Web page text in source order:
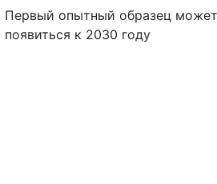
Первый опытный образец может
появиться к 2030 году